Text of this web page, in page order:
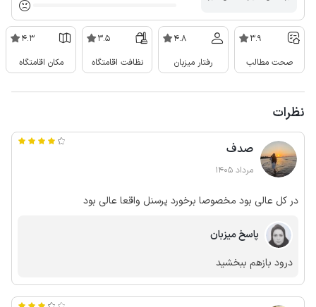
3.9
صحت مطالب
4.8
رفتار میزبان
3.5
نظافت اقامتگاه
4.3
مکان اقامتگاه
نظرات
صدف
مرداد 1405
در کل عالی بود مخصوصا برخورد پرسنل واقعا عالی بود
پاسخ میزبان
درود بازهم ببخشید